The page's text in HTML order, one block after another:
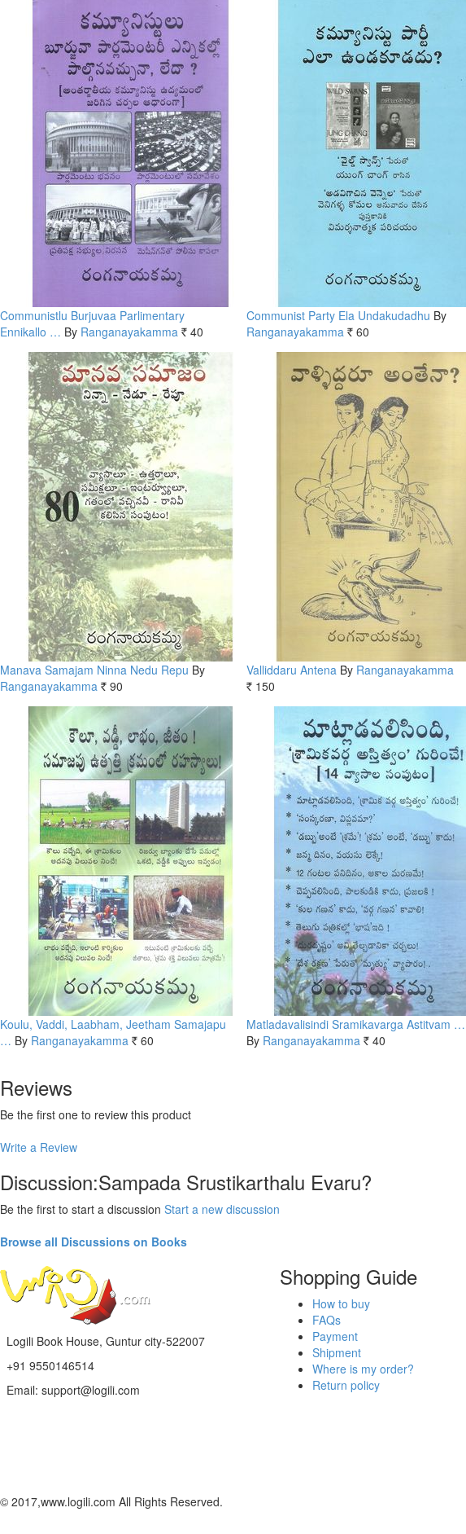
Communistlu Burjuvaa Parlimentary
Ennikallo … By Ranganayakamma Rs. 40
Communist Party Ela Undakudadhu By
Ranganayakamma
Rs. 60
Manava Samajam Ninna Nedu Repu By
Ranganayakamma Rs. 90
Valliddaru Antena By Ranganayakamma
Rs. 150
Koulu, Vaddi, Laabham, Jeetham Samajapu
… By Ranganayakamma Rs. 60
Matladavalisindi Sramikavarga Astitvam …
By Ranganayakamma Rs. 40
Reviews
Be the first one to review this product
Write a Review
Discussion:Sampada Srustikarthalu Evaru?
Be the first to start a discussion Start a new discussion
Browse all Discussions on Books
Logili Book House, Guntur city-522007
+91 9550146514
Email: support@logili.com
Shopping Guide
How to buy
FAQs
Payment
Shipment
Where is my order?
Return policy
© 2017,www.logili.com All Rights Reserved.